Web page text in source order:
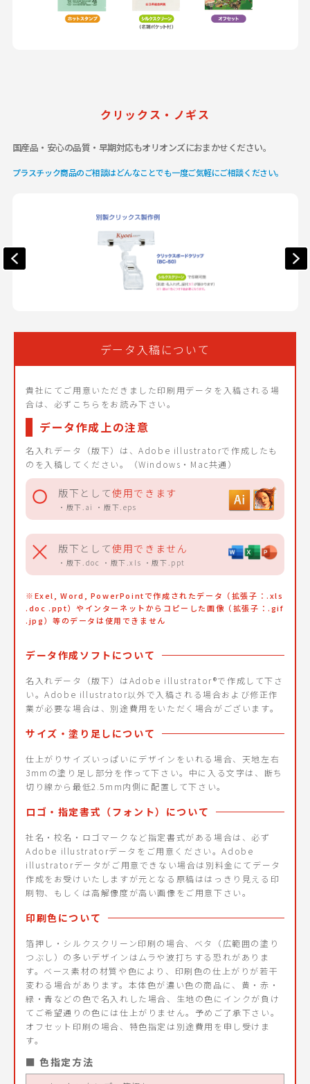
クリックス・ノギス
国産品・安心の品質・早期対応もオリオンズにおまかせください。
プラスチック商品のご相談はどんなことでも一度ご気軽にご相談ください。
データ入稿について
貴社にてご用意いただきました印刷用データを入稿される場
合は、必ずこちらをお読み下さい。
データ作成上の注意
名入れデータ（版下）は、Adobe illustratorで作成したも
のを入稿してください。（Windows・Mac共通）
版下として使用できます
・版下.ai ・版下.eps
版下として使用できません
・版下.doc ・版下.xls ・版下.ppt
※Exel, Word, PowerPointで作成されたデータ（拡張子：.xls
.doc .ppt）やインターネットからコピーした画像（拡張子：.gif
.jpg）等のデータは使用できません
データ作成ソフトについて
名入れデータ（版下）はAdobe illustrator®で作成して下さ
い。Adobe illustrator以外で入稿される場合および修正作
業が必要な場合は、別途費用をいただく場合がございます。
サイズ・塗り足しについて
仕上がりサイズいっぱいにデザインをいれる場合、天地左右
3mmの塗り足し部分を作って下さい。中に入る文字は、断ち
切り線から最低2.5mm内側に配置して下さい。
ロゴ・指定書式（フォント）について
社名・校名・ロゴマークなど指定書式がある場合は、必ず
Adobe illustratorデータをご用意ください。Adobe
illustratorデータがご用意できない場合は別料金にてデータ
作成をお受けいたしますが元となる原稿ははっきり見える印
刷物、もしくは高解像度が高い画像をご用意下さい。
印刷色について
箔押し・シルクスクリーン印刷の場合、ベタ（広範囲の塗り
つぶし）の多いデザインはムラや波打ちする恐れがありま
す。ベース素材の材質や色により、印刷色の仕上がりが若干
変わる場合があります。本体色が濃い色の商品に、黄・赤・
緑・青などの色で名入れした場合、生地の色にインクが負け
てご希望通りの色には仕上がりません。予めご了承下さい。
オフセット印刷の場合、特色指定は別途費用を申し受けま
す。
■ 色指定方法